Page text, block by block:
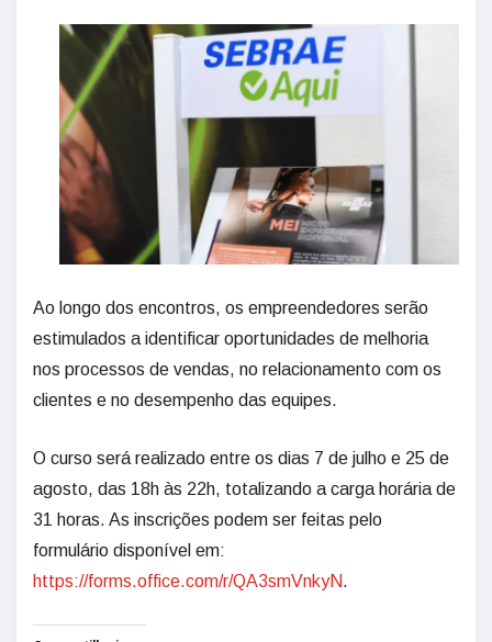
Ao longo dos encontros, os empreendedores serão
estimulados a identificar oportunidades de melhoria
nos processos de vendas, no relacionamento com os
clientes e no desempenho das equipes.
O curso será realizado entre os dias 7 de julho e 25 de
agosto, das 18h às 22h, totalizando a carga horária de
31 horas. As inscrições podem ser feitas pelo
formulário disponível em:
https://forms.office.com/r/QA3smVnkyN.